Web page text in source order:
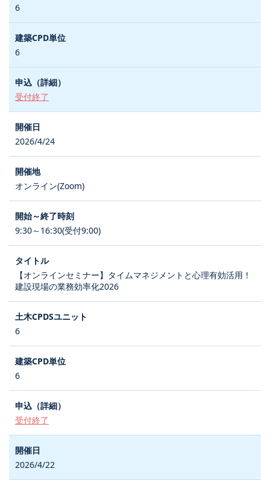
6
6
受付終了
2026/4/24
オンライン(Zoom)
9:30～16:30(受付9:00)
【オンラインセミナー】タイムマネジメントと心理有効活用！
建設現場の業務効率化2026
6
6
受付終了
2026/4/22